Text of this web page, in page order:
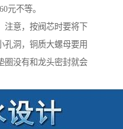
元不等。
注意，按阀芯时要将下
孔洞，铜质大螺母要用
圈没有和龙头密封就会